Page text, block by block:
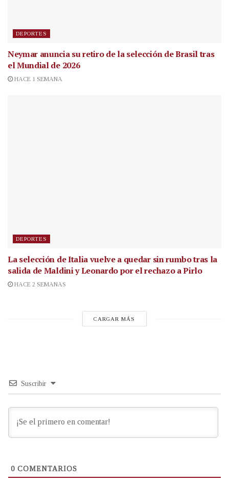
DEPORTES
Neymar anuncia su retiro de la selección de Brasil tras
el Mundial de 2026
HACE 1 SEMANA
DEPORTES
La selección de Italia vuelve a quedar sin rumbo tras la
salida de Maldini y Leonardo por el rechazo a Pirlo
HACE 2 SEMANAS
CARGAR MÁS
Suscribir
0 COMENTARIOS